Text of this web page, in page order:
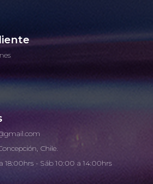
Chile.
18:00hrs - Sáb 10:00 a 14:00hrs